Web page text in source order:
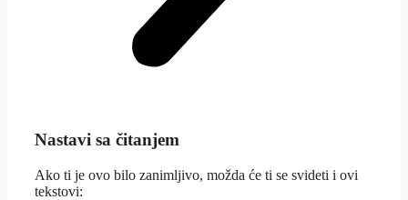
Nastavi sa čitanjem
Ako ti je ovo bilo zanimljivo, možda će ti se svideti i ovi
tekstovi: